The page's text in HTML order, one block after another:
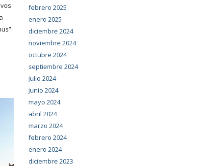
febrero 2025
enero 2025
diciembre 2024
noviembre 2024
octubre 2024
septiembre 2024
julio 2024
junio 2024
mayo 2024
abril 2024
marzo 2024
febrero 2024
enero 2024
diciembre 2023